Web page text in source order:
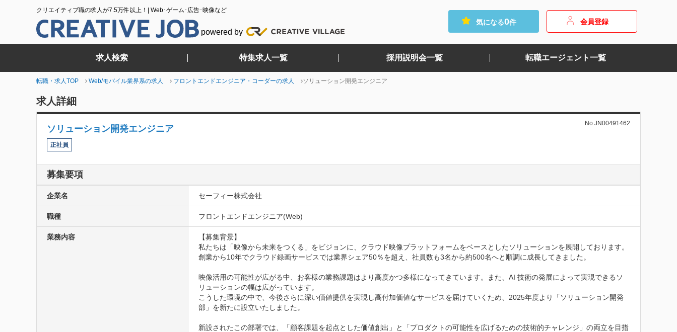
クリエイティブ職の求人が7.5万件以上！| Web･ゲーム･広告･映像など
powered by
気になる0件 会員登録
求人検索 特集求人一覧 採用説明会一覧 転職エージェント一覧
転職・求人TOP Web/モバイル業界系の求人 フロントエンドエンジニア・コーダーの求人 ソリューション開発エンジニア
求人詳細
ソリューション開発エンジニア
No.JN00491462
正社員
募集要項
企業名 セーフィー株式会社
職種 フロントエンドエンジニア(Web)
業務内容
【募集背景】
私たちは「映像から未来をつくる」をビジョンに、クラウド映像プラットフォームをベースとしたソリューションを展開しております。
創業から10年でクラウド録画サービスでは業界シェア50％を超え、社員数も3名から約500名へと順調に成長してきました。
映像活用の可能性が広がる中、お客様の業務課題はより高度かつ多様になってきています。また、AI 技術の発展によって実現できるソ
リューションの幅は広がっています。
こうした環境の中で、今後さらに深い価値提供を実現し高付加価値なサービスを届けていくため、2025年度より「ソリューション開発
部」を新たに設立いたしました。
新設されたこの部署では、「顧客課題を起点とした価値創出」と「プロダクトの可能性を広げるための技術的チャレンジ」の両立を目指